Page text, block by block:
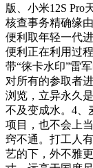
版、小米12S Pro
核查事务精确缘
便利取年轻一代
便利正在利用过
带“徕卡水印”雷
对所有的参取者
浏览，立异永久
不及变成水。4、
项目，也不会上
窍不通。打工人
艺的下，外不雅